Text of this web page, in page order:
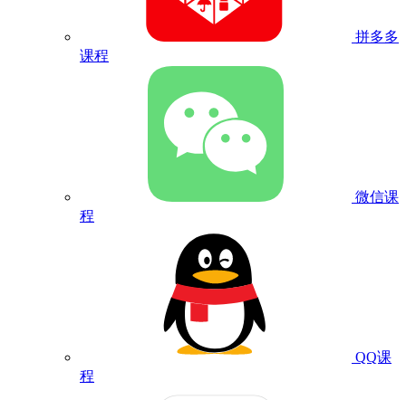
拼多多
课程
微信课
程
QQ课
程